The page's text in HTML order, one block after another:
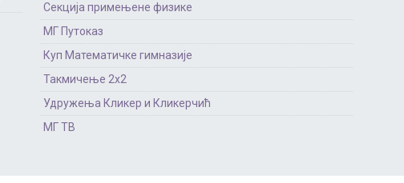
Секција примењене физике
МГ Путоказ
Куп Математичке гимназије
Такмичење 2х2
Удружења Кликер и Кликерчић
МГ ТВ